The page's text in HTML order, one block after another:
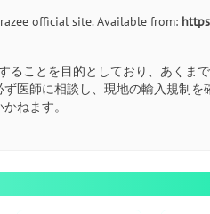
official site. Available from:
ことを目的としており、あくま
医師に相談し、現地の輸入規制
ねます。